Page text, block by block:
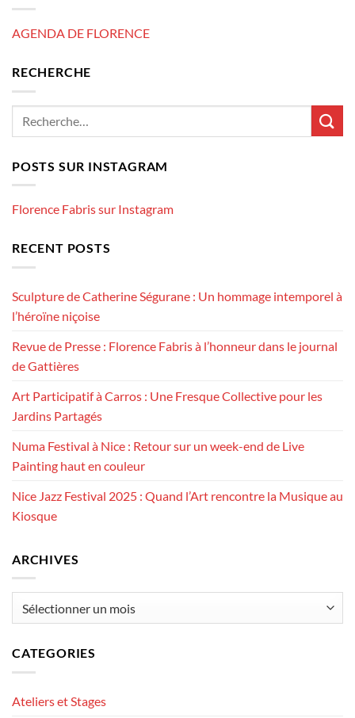
AGENDA DE FLORENCE
RECHERCHE
POSTS SUR INSTAGRAM
Florence Fabris sur Instagram
RECENT POSTS
Sculpture de Catherine Ségurane : Un hommage intemporel à
l’héroïne niçoise
Revue de Presse : Florence Fabris à l’honneur dans le journal
de Gattières
Art Participatif à Carros : Une Fresque Collective pour les
Jardins Partagés
Numa Festival à Nice : Retour sur un week-end de Live
Painting haut en couleur
Nice Jazz Festival 2025 : Quand l’Art rencontre la Musique au
Kiosque
ARCHIVES
CATEGORIES
Ateliers et Stages